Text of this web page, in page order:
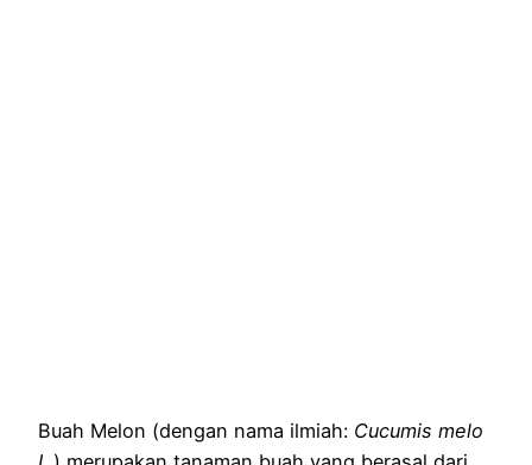
Buah Melon (dengan nama ilmiah: Cucumis melo